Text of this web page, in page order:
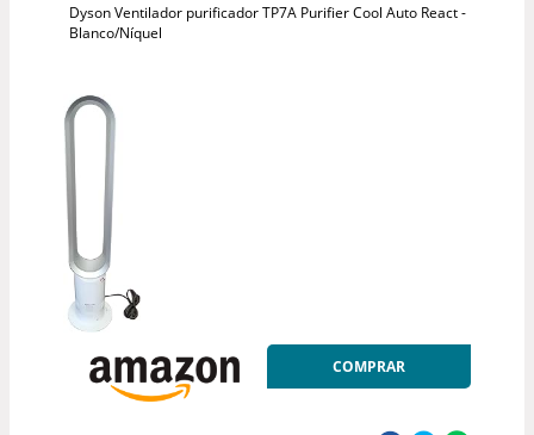
Dyson Ventilador purificador TP7A Purifier Cool Auto React -
Blanco/Níquel
COMPRAR